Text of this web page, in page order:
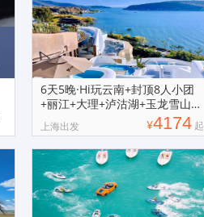
6天5晚·Hi玩云南+封顶8人小团
+丽江+大理+泸沽湖+玉龙雪山
+洱海
上海出发 ¥4174 起